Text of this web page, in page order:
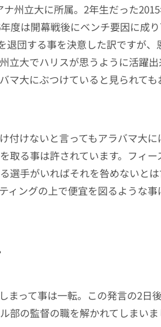
州立大に所属。2年生だった
度は開幕戦後にベンチ要因に成
退団する事を決意した訳ですが
立大でハリスが思うように活躍
マ大にぶつけていると見られて
付けないと言ってもアラバマ大
取る事は許されています。フィ
選手がいればそれを咎めないと
ィングの上で便宜を図るような
まって事は一転。この発言の2日
部の監督の職を解かれてしまいま